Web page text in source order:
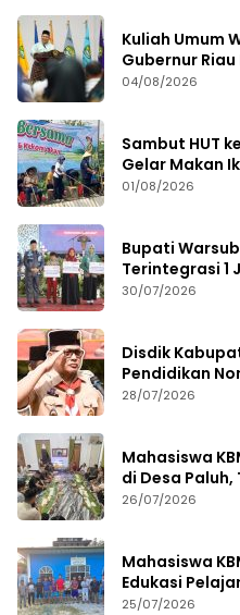
Kuliah Umum
Gubernur
Kebijakan
04/08/2026
Sambut HUT
Gelar Makan
01/08/2026
Bupati
Terintegrasi 1
Prestasi
30/07/2026
Disdik
Pendidikan
2026
28/07/2026
Mahasiswa
di Desa
Hukum dan
26/07/2026
Mahasiswa
Edukasi
25/07/2026